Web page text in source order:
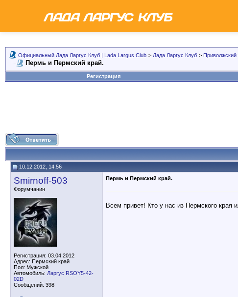
Официальный Лада Ларгус Клуб | Lada Largus Club > Лада Ларгус Клуб > Приволжский
Пермь и Пермский край.
Регистрация
10.12.2012, 14:56
Smirnoff-503
Форумчанин
Регистрация: 03.04.2012
Адрес: Пермский край
Пол: Мужской
Автомобиль: Ларгус RSOY5-42-
02D
Сообщений: 398
Пермь и Пермский край.
Всем привет! Кто у нас из Пермского края